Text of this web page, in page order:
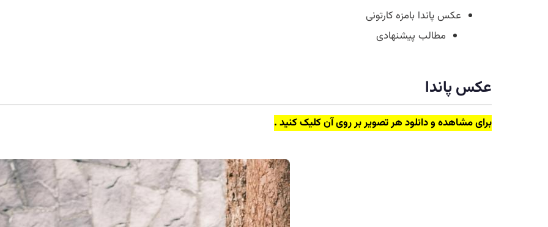
عکس پاندا بامزه کارتونی
مطالب پیشنهادی
عکس پاندا
برای مشاهده و دانلود هر تصویر بر روی آن کلیک کنید .